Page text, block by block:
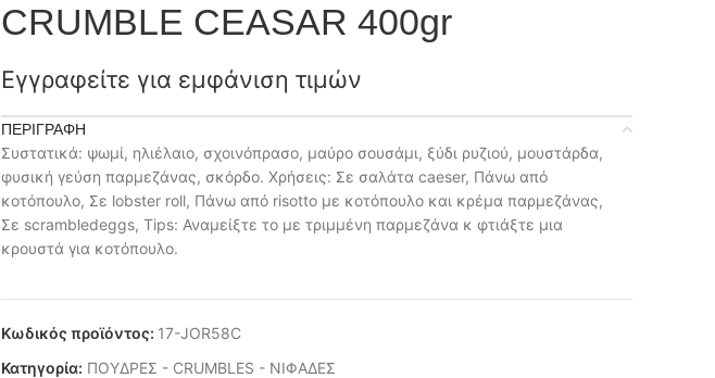
CRUMBLE CEASAR 400gr
Εγγραφείτε για εμφάνιση τιμών
ΠΕΡΙΓΡΑΦΉ
Συστατικά: ψωμί, ηλιέλαιο, σχοινόπρασο, μαύρο σουσάμι, ξύδι ρυζιού, μουστάρδα,
φυσική γεύση παρμεζάνας, σκόρδο. Χρήσεις: Σε σαλάτα caeser, Πάνω από
κοτόπουλο, Σε lobster roll, Πάνω από risotto με κοτόπουλο και κρέμα παρμεζάνας,
Σε scrambledeggs, Tips: Αναμείξτε το με τριμμένη παρμεζάνα κ φτιάξτε μια
κρουστά για κοτόπουλο.
Κωδικός προϊόντος: 17-JOR58C
Κατηγορία: ΠΟΥΔΡΕΣ - CRUMBLES - ΝΙΦΑΔΕΣ